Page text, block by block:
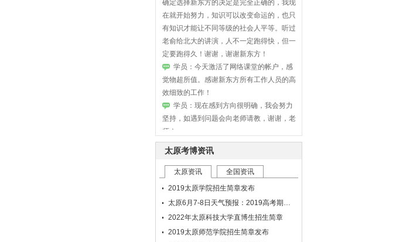
在就开始努力，知识可以改变命运的，也只
有知识才能让不同等级的社会人平等。听过
老俞给北大的讲演，人不一定跑得快，但一
定要跑得久！谢谢，谢谢新东方！
学员：今天激活了网络课堂的帐户，感
觉物超所值。感谢新东方所有工作人员的高
效细致的工作！
学员：现在感到方向很明确，我会努力
坚持，如遇到问题会向老师请教，谢谢，老
师！
学员：谢谢老师，我知道了~我现在短
期内的目标和计划已经挺明确的了！谢谢老
多注意休息，照顾好自己！
学员：老师，十分感谢您给予的的建议
和帮助，虽然已经做了很多准备，可还是有
问题是通过邮件同老师联系么。谢谢老师！
太原考博资讯
太原资讯
全国资讯
2019太原学院招生简章发布
太原6月7-8日天气预报：2019高考期间太原天气怎么样
2022年太原科技大学直博生招生简章
2019太原师范学院招生简章发布